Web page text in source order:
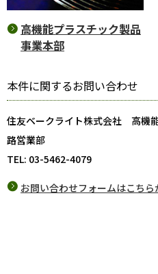
高機能プラスチック製品
事業本部
本件に関するお問い合わせ
住友ベークライト株式会社 高機
路営業部
TEL: 03-5462-4079
お問い合わせフォームはこちら